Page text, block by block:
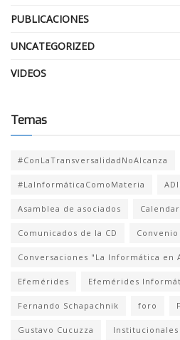
PUBLICACIONES
UNCATEGORIZED
VIDEOS
Temas
#ConLaTransversalidadNoAlcanza
#LaInformáticaComoMateria
Asamblea de asociados
Comunicados de la CD Convenio
Conversaciones "La Informática en
Efemérides Efemérides
Fernando Schapachnik foro
Gustavo Cucuzza Institucionales